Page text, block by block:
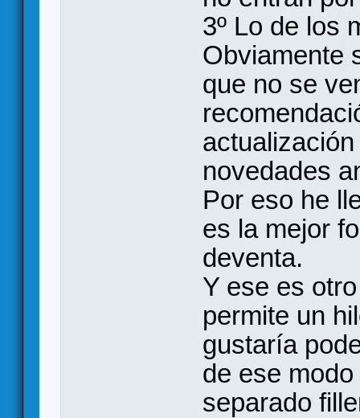
3º Lo de los
Obviamente
que no se
novedades
Por eso he
es la mejor
deventa.
Y ese es
permite un
gustaría
de ese
separado